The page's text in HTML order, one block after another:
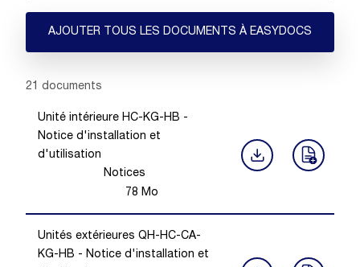
AJOUTER TOUS LES DOCUMENTS À EASYDOCS
Showing 1 -20
21 documents
Unité intérieure HC-KG-HB -
Notice d'installation et
d'utilisation
Notices
78 Mo
Unités extérieures QH-HC-CA-
KG-HB - Notice d'installation et